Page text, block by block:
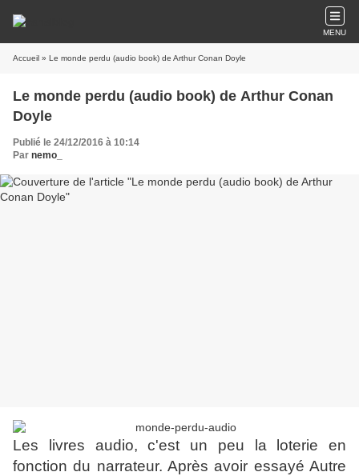
MENU
Accueil » Le monde perdu (audio book) de Arthur Conan Doyle
Le monde perdu (audio book) de Arthur Conan
Doyle
Publié le 24/12/2016 à 10:14
Par nemo_
Les livres audio, c'est un peu la loterie en
fonction du narrateur. Après avoir essayé Autre